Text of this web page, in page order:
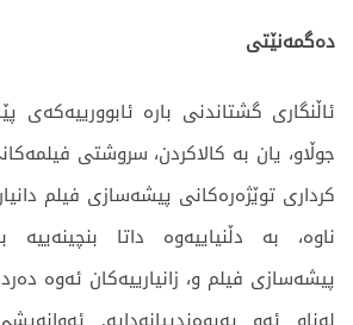
ده‌گمه‌نێتی
ئاڵنگاری گشتاندنی باره‌ ئابوورییه‌كه‌ی
جوڵاو، یان به‌ كالاكردن، سروشتی
كرداری توێژه‌ره‌كانی پیشه‌سازی فیلم
ناوه،‌ به‌ دڵنیاییه‌وه‌ داتا بنچینه‌ییه
پیشه‌سازی فیلم و، زانیارییه‌كان ئه‌وه‌